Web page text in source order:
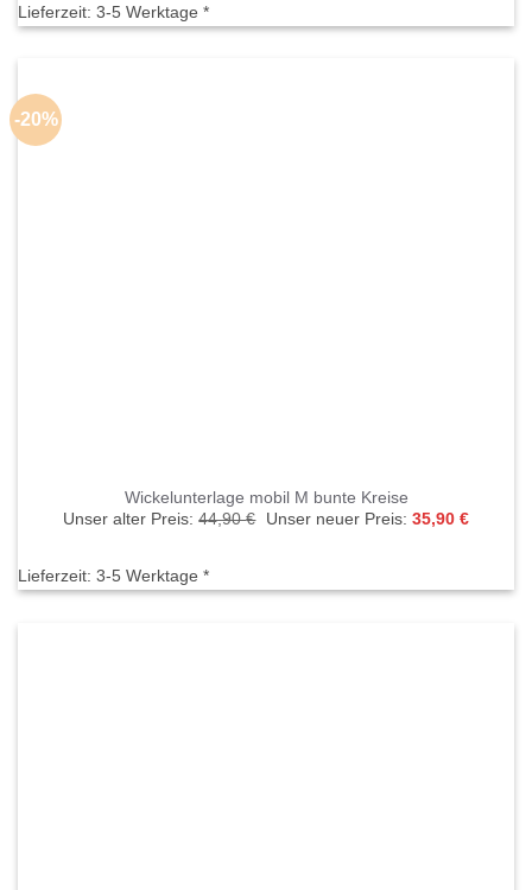
Lieferzeit: 3-5 Werktage *
-20%
Wickelunterlage mobil M bunte Kreise
Unser alter Preis: 44,90€
Ursprünglicher
Unser neuer Preis: 35,90 €Aktueller
Lieferzeit: 3-5 Werktage *